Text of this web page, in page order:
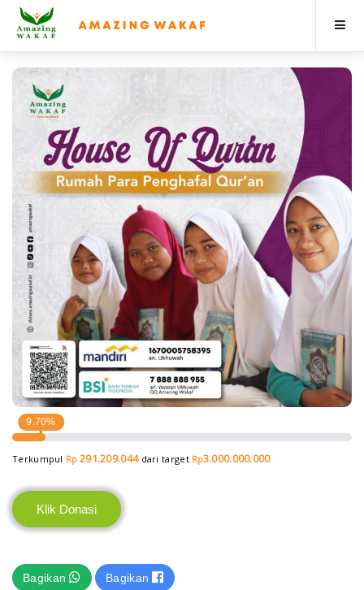
Beranda
Berita & Artikel
Program
Profile
Donasi
9.70%
Terkumpul Rp291.209.044 dari target Rp3.000.000.000
Klik Donasi
Bagikan Bagikan